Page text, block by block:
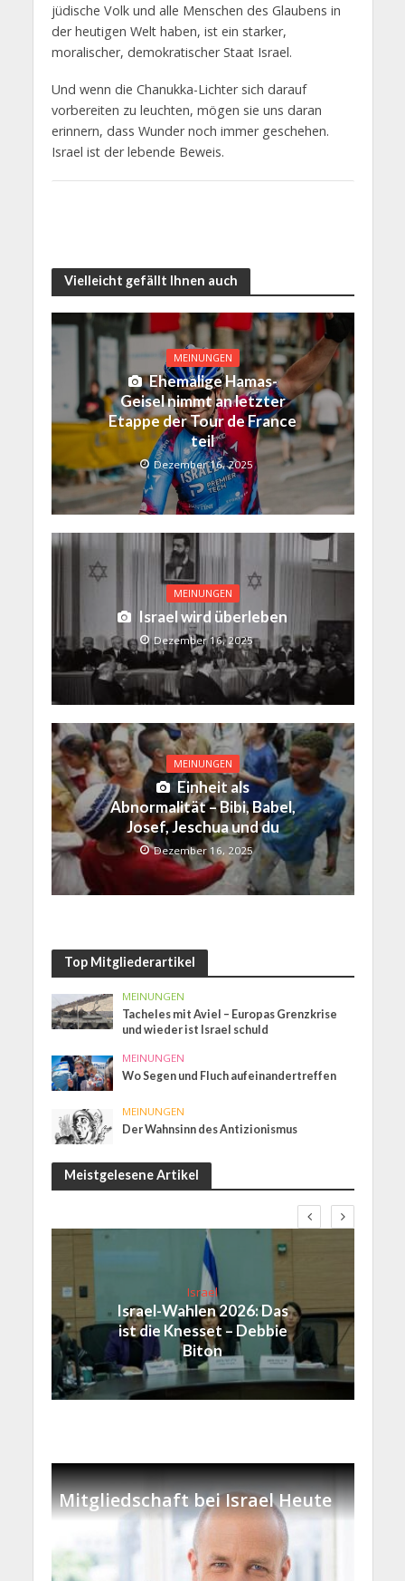
jüdische Volk und alle Menschen des Glaubens in
der heutigen Welt haben, ist ein starker,
moralischer, demokratischer Staat Israel.
Und wenn die Chanukka-Lichter sich darauf
vorbereiten zu leuchten, mögen sie uns daran
erinnern, dass Wunder noch immer geschehen.
Israel ist der lebende Beweis.
Vielleicht gefällt Ihnen auch
MEINUNGEN
Ehemalige Hamas-
Geisel nimmt an letzter
Etappe der Tour de France
teil
Dezember 16, 2025
MEINUNGEN
Israel wird überleben
Dezember 16, 2025
MEINUNGEN
Einheit als
Abnormalität – Bibi, Babel,
Josef, Jeschua und du
Dezember 16, 2025
Top Mitgliederartikel
MEINUNGEN
Tacheles mit Aviel – Europas Grenzkrise
und wieder ist Israel schuld
MEINUNGEN
Wo Segen und Fluch aufeinandertreffen
MEINUNGEN
Der Wahnsinn des Antizionismus
Meistgelesene Artikel
Israel
Israel-Wahlen 2026: Das
ist die Knesset – Debbie
Biton
Mitgliedschaft bei Israel Heute